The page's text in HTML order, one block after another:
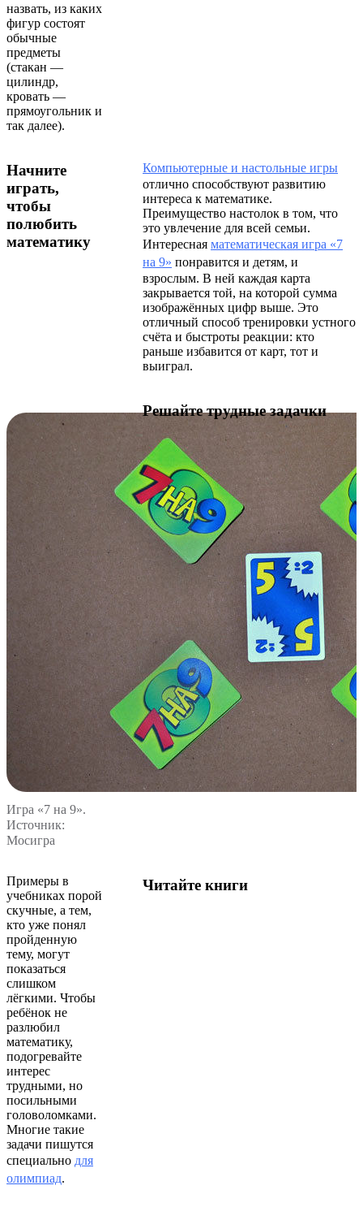
назвать, из каких
фигур состоят
обычные
предметы
(стакан —
цилиндр,
кровать —
прямоугольник и
так далее).
Начните
играть,
чтобы
полюбить
математику
Компьютерные и настольные игры
отлично способствуют развитию
интереса к математике.
Преимущество настолок в том, что
это увлечение для всей семьи.
Интересная математическая игра «7
на 9» понравится и детям, и
взрослым. В ней каждая карта
закрывается той, на которой сумма
изображённых цифр выше. Это
отличный способ тренировки устного
счёта и быстроты реакции: кто
раньше избавится от карт, тот и
выиграл.
Игра «7 на 9».
Источник:
Мосигра
Решайте трудные задачки
Примеры в
учебниках порой
скучные, а тем,
кто уже понял
пройденную
тему, могут
показаться
слишком
лёгкими. Чтобы
ребёнок не
разлюбил
математику,
подогревайте
интерес
трудными, но
посильными
головоломками.
Многие такие
задачи пишутся
специально для
олимпиад.
Читайте книги